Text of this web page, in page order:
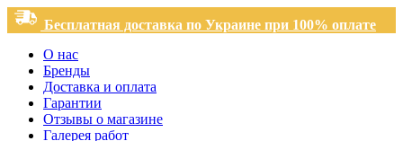
Бесплатная доставка по Украине при 100% оплате
О нас
Бренды
Доставка и оплата
Гарантии
Отзывы о магазине
Галерея работ